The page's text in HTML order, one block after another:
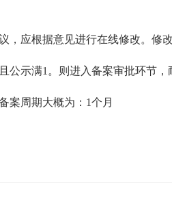
应根据意见进行在线修改。修改
示满1。则进入备案审批环节，
周期大概为：1个月